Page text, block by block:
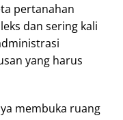
pertanahan
dan sering kali
yang harus
membuka ruang